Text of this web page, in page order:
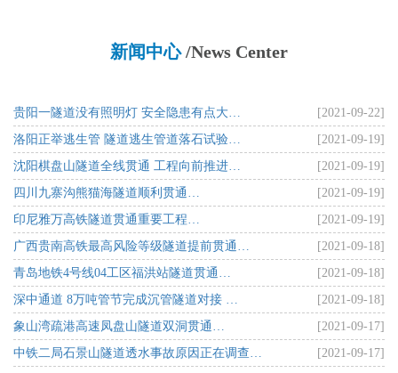
新闻中心/News Center
[2021-09-22]
​贵阳一隧道没有照明灯 安全隐患有点大…
[2021-09-19]
洛阳正举逃生管 隧道逃生管道落石试验…
[2021-09-19]
沈阳棋盘山隧道全线贯通 工程向前推进…
[2021-09-19]
四川九寨沟熊猫海隧道顺利贯通…
[2021-09-19]
印尼雅万高铁隧道贯通重要工程…
[2021-09-18]
广西贵南高铁最高风险等级隧道提前贯通…
[2021-09-18]
青岛地铁4号线04工区福洪站隧道贯通…
[2021-09-18]
深中通道 8万吨管节完成沉管隧道对接 …
[2021-09-17]
象山湾疏港高速凤盘山隧道双洞贯通…
[2021-09-17]
中铁二局石景山隧道透水事故原因正在调查…